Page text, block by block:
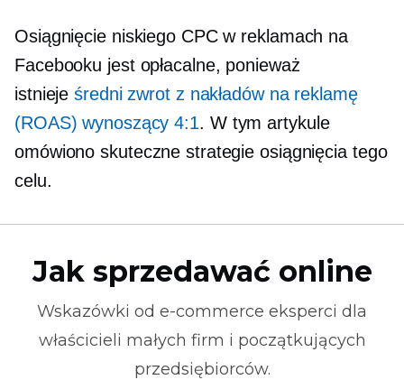
Osiągnięcie niskiego CPC w reklamach na
Facebooku jest opłacalne, ponieważ
istniejeśredni zwrot z nakładów na reklamę
(ROAS) wynoszący 4:1. W tym artykule
omówiono skuteczne strategie osiągnięcia tego
celu.
Jak sprzedawać online
Wskazówki od e-commerce eksperci dla
właścicieli małych firm i początkujących
przedsiębiorców.